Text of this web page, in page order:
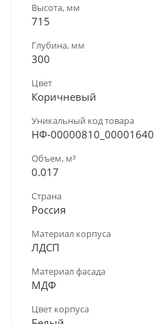
Высота, мм
715
Глубина, мм
300
Цвет
Коричневый
Уникальный код товара
НФ-
Объем, м³
0.017
Страна
Россия
Материал корпуса
ЛДСП
Материал фасада
МДФ
Цвет корпуса